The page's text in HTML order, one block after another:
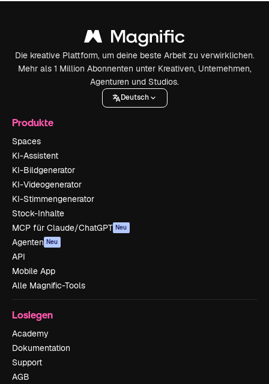
Die kreative Plattform, um deine beste Arbeit zu verwirklichen.
Mehr als 1 Million Abonnenten unter Kreativen, Unternehmen,
Agenturen und Studios.
Deutsch
Produkte
Spaces
KI-Assistent
KI-Bildgenerator
KI-Videogenerator
KI-Stimmengenerator
Stock-Inhalte
MCP für Claude/ChatGPT Neu
Agenten Neu
API
Mobile App
Alle Magnific-Tools
Loslegen
Academy
Dokumentation
Support
AGB